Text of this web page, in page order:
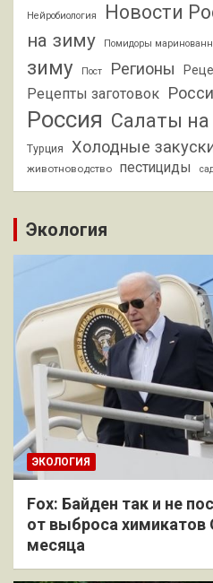
Нейробиология Новости
на зиму
Помидоры
зиму
Пост Регионы
Рецепты заготовок
Россия Салаты
Турция Холодные
животноводство пестициды
Экология
ЭКОЛОГИЯ
Fox: Байден так и не
от выброса химикатов
месяца